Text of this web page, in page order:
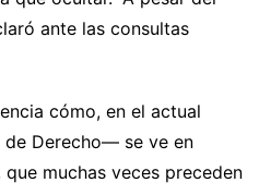
ante las consultas
cómo, en el actual
Derecho— se ve en
muchas veces preceden